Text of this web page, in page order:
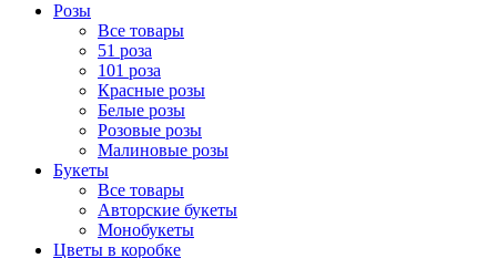
Розы
Все товары
51 роза
101 роза
Красные розы
Белые розы
Розовые розы
Малиновые розы
Букеты
Все товары
Авторские букеты
Монобукеты
Цветы в коробке